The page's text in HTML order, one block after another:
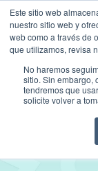
Este sitio web
nuestro sitio web y
web como a través de
que utilizamos, revisa
No haremos
sitio. Sin embargo,
tendremos que
solicite volver a
Skip
content